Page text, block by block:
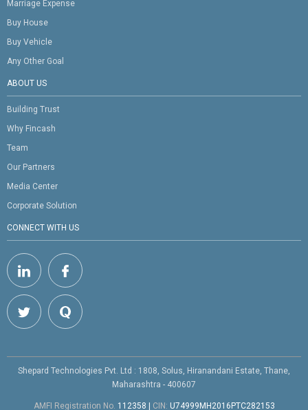
Marriage Expense
Buy House
Buy Vehicle
Any Other Goal
ABOUT US
Building Trust
Why Fincash
Team
Our Partners
Media Center
Corporate Solution
CONNECT WITH US
Shepard Technologies Pvt. Ltd : 1808, Solus, Hiranandani Estate, Thane,
Maharashtra - 400607
AMFI Registration No. 112358 | CIN: U74999MH2016PTC282153